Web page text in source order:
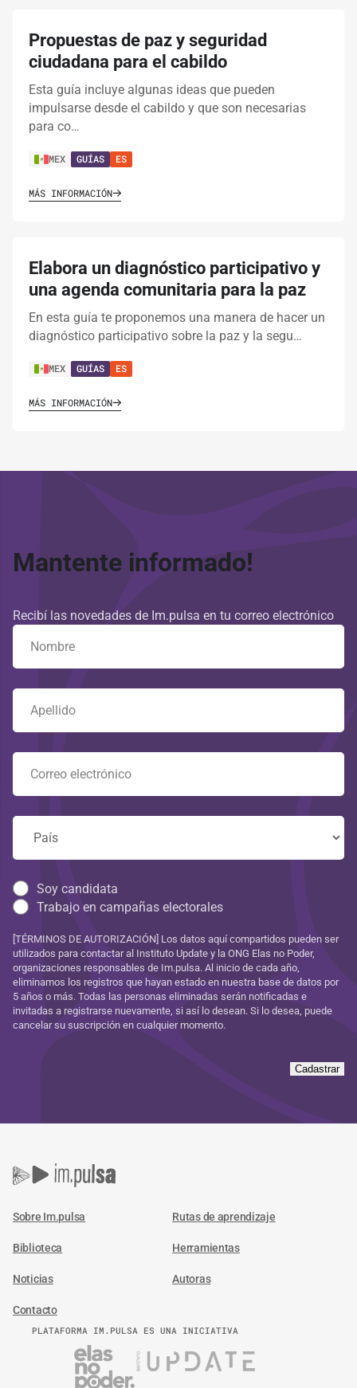
Propuestas de paz y seguridad
ciudadana para el cabildo
Esta guía incluye algunas ideas que pueden
impulsarse desde el cabildo y que son necesarias
para co…
MEX GUÍAS ES
MÁS INFORMACIÓN
Elabora un diagnóstico participativo y
una agenda comunitaria para la paz
En esta guía te proponemos una manera de hacer un
diagnóstico participativo sobre la paz y la segu…
MEX GUÍAS ES
MÁS INFORMACIÓN
Mantente informado!
Recibí las novedades de Im.pulsa en tu correo electrónico
Soy candidata
Trabajo en campañas electorales
[TÉRMINOS DE AUTORIZACIÓN] Los datos aquí compartidos pueden ser
utilizados para contactar al Instituto Update y la ONG Elas no Poder,
organizaciones responsables de Im.pulsa. Al inicio de cada año,
eliminamos los registros que hayan estado en nuestra base de datos por
5 años o más. Todas las personas eliminadas serán notificadas e
invitadas a registrarse nuevamente, si así lo desean. Si lo desea, puede
cancelar su suscripción en cualquier momento.
Cadastrar
Sobre Im.pulsa Rutas de aprendizaje
Biblioteca Herramientas
Noticias Autoras
Contacto
PLATAFORMA IM.PULSA ES UNA INICIATIVA